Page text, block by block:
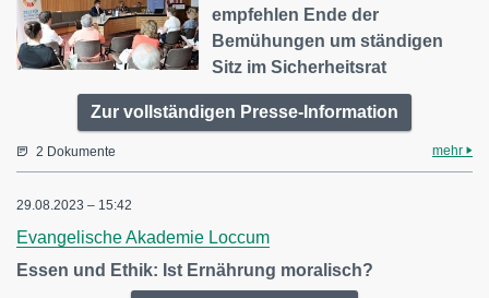
empfehlen Ende der
Bemühungen um ständigen
Sitz im Sicherheitsrat
Zur vollständigen Presse-Information
2 Dokumente mehr
29.08.2023 – 15:42
Evangelische Akademie Loccum
Essen und Ethik: Ist Ernährung moralisch?